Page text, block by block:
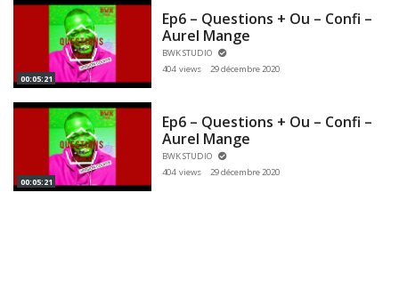
00:05:21
Ep6 – Questions + Ou – Confi –
Aurel Mange
BWK STUDIO
404 views
29 décembre 2020
00:05:21
Ep6 – Questions + Ou – Confi –
Aurel Mange
BWK STUDIO
404 views
29 décembre 2020